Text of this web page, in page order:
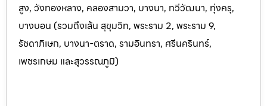
สูง, วังทองหลาง, คลองสามวา, บางนา, ทวีวัฒนา, ทุ่งครุ,
บางบอน (รวมถึงเส้น สุขุมวิท, พระราม 2, พระราม 9,
รัชดาภิเษก, บางนา-ตราด, รามอินทรา, ศรีนครินทร์,
เพชรเกษม และสุวรรณภูมิ)